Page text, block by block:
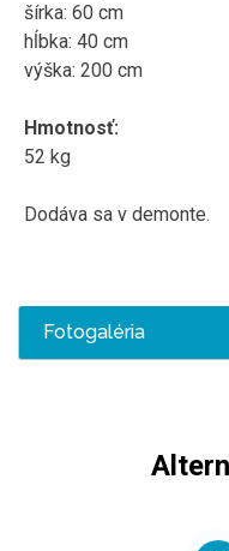
šírka: 60 cm
hĺbka: 40 cm
výška: 200 cm
Hmotnosť:
52 kg
Dodáva sa v demonte.
Fotogaléria